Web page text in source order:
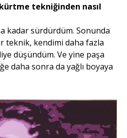
tekniğinden nasıl
kadar sürdürdüm. Sonunda
teknik, kendimi daha fazla
düşündüm. Ve yine paşa
daha sonra da yağlı boyaya